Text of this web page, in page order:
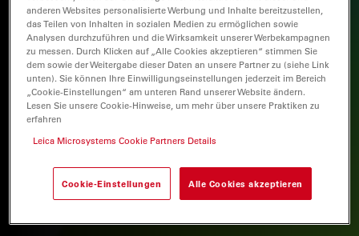
anderen Websites personalisierte Werbung und Inhalte bereitzustellen,
das Teilen von Inhalten in sozialen Medien zu ermöglichen sowie
Analysen durchzuführen und die Wirksamkeit unserer Werbekampagnen
zu messen. Durch Klicken auf „Alle Cookies akzeptieren“ stimmen Sie
dem sowie der Weitergabe dieser Daten an unsere Partner zu (siehe Link
unten). Sie können Ihre Einwilligungseinstellungen jederzeit im Bereich
„Cookie-Einstellungen“ am unteren Rand unserer Website ändern.
Lesen Sie unsere Cookie-Hinweise, um mehr über unsere Praktiken zu
erfahren
Leica Microsystems Cookie Partners Details
Cookie-Einstellungen Alle Cookies akzeptieren